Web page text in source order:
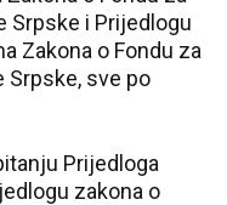
Srpske i Prijedlogu
Zakona o Fondu za
Srpske, sve po
Prijedloga
zakona o